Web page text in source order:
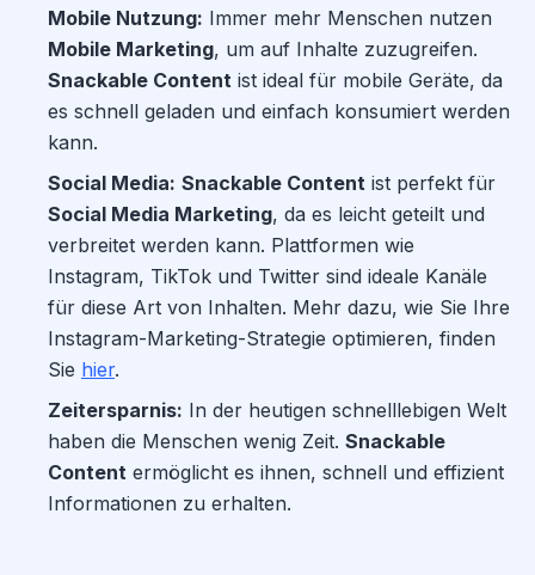
Mobile Nutzung: Immer mehr Menschen nutzen
Mobile Marketing, um auf Inhalte zuzugreifen.
Snackable Content ist ideal für mobile Geräte, da
es schnell geladen und einfach konsumiert werden
kann.
Social Media: Snackable Content ist perfekt für
Social Media Marketing, da es leicht geteilt und
verbreitet werden kann. Plattformen wie
Instagram, TikTok und Twitter sind ideale Kanäle
für diese Art von Inhalten. Mehr dazu, wie Sie Ihre
Instagram-Marketing-Strategie optimieren, finden
Sie hier.
Zeitersparnis: In der heutigen schnelllebigen Welt
haben die Menschen wenig Zeit. Snackable
Content ermöglicht es ihnen, schnell und effizient
Informationen zu erhalten.